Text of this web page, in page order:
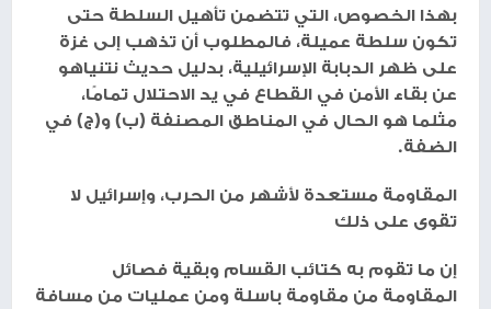
بهذا الخصوص، التي تتضمن تأهيل السلطة حتى
تكون سلطة عميلة، فالمطلوب أن تذهب إلى غزة
على ظهر الدبابة الإسرائيلية، بدليل حديث نتنياهو
عن بقاء الأمن في القطاع في يد الاحتلال تمامًا،
مثلما هو الحال في المناطق المصنفة (ب) و(ج) في
الضفة.
المقاومة مستعدة لأشهر من الحرب، وإسرائيل لا
تقوى على ذلك
إن ما تقوم به كتائب القسام وبقية فصائل
المقاومة من مقاومة باسلة ومن عمليات من مسافة